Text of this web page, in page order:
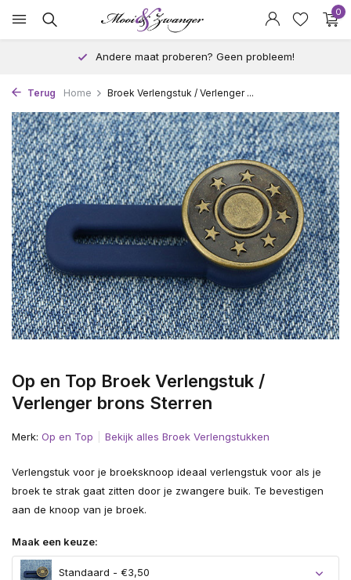
0
Andere maat proberen? Geen probleem!
Terug Home Broek Verlengstuk / Verlenger ...
Op en Top Broek Verlengstuk /
Verlenger brons Sterren
Merk: Op en Top Bekijk alles Broek Verlengstukken
Verlengstuk voor je broeksknoop ideaal verlengstuk voor als je
broek te strak gaat zitten door je zwangere buik. Te bevestigen
aan de knoop van je broek.
Maak een keuze:
Standaard - €3,50